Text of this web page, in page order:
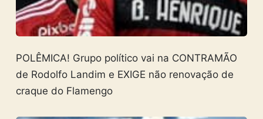
POLÊMICA! Grupo político vai na CONTRAMÃO
de Rodolfo Landim e EXIGE não renovação de
craque do Flamengo